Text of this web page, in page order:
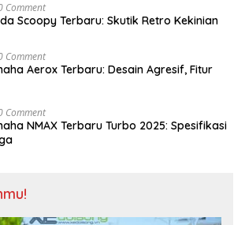
Comment
Scoopy Terbaru: Skutik Retro Kekinian
Comment
Aerox Terbaru: Desain Agresif, Fitur
Comment
NMAX Terbaru Turbo 2025: Spesifikasi